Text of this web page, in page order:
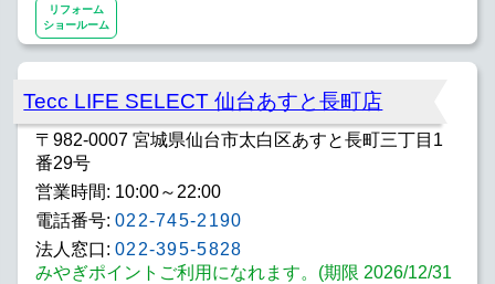
リフォーム
ショールーム
Tecc LIFE SELECT 仙台あすと長町店
〒982-0007 宮城県仙台市太白区あすと長町三丁目1
番29号
営業時間: 10:00～22:00
電話番号: 022-745-2190
法人窓口: 022-395-5828
みやぎポイントご利用になれます。(期限 2026/12/31